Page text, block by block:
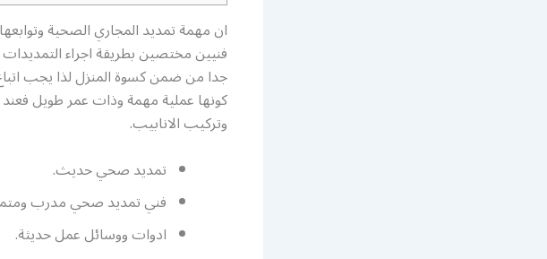
ان مهمة تمديد المجاري الصحية
فنيين مختصين بطريقة اجراء
جدا من ضمن كسوة المنزل لذا يجب
كونها عملية مهمة وذات عمر طويل
وتركيب الانابيب.
تمديد صحي حديث.
فني تمديد صحي مدرب
ادوات ووسائل عمل حديثة.